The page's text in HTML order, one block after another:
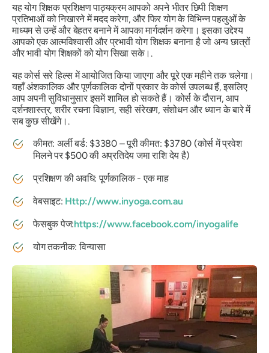
यह योग शिक्षक प्रशिक्षण पाठ्यक्रम आपको अपने भीतर छिपी शिक्षण
प्रतिभाओं को निखारने में मदद करेगा, और फिर योग के विभिन्न पहलुओं के
माध्यम से उन्हें और बेहतर बनाने में आपका मार्गदर्शन करेगा। इसका उद्देश्य
आपको एक आत्मविश्वासी और प्रभावी योग शिक्षक बनाना है जो अन्य छात्रों
और भावी योग शिक्षकों को योग सिखा सके।.
यह कोर्स सरे हिल्स में आयोजित किया जाएगा और पूरे एक महीने तक चलेगा।
यहाँ अंशकालिक और पूर्णकालिक दोनों प्रकार के कोर्स उपलब्ध हैं, इसलिए
आप अपनी सुविधानुसार इसमें शामिल हो सकते हैं। कोर्स के दौरान, आप
दर्शनशास्त्र, शरीर रचना विज्ञान, सही संरेखण, संशोधन और ध्यान के बारे में
सब कुछ सीखेंगे।.
कीमत: अर्ली बर्ड: $3380 – पूरी कीमत: $3780 (कोर्स में प्रवेश
मिलने पर $500 की अप्रतिदेय जमा राशि देय है)
प्रशिक्षण की अवधि: पूर्णकालिक - एक माह
वेबसाइट: Http://www.inyoga.com.au
फेसबुक पेज:https://www.facebook.com/inyogalife
योग तकनीक: विन्यासा